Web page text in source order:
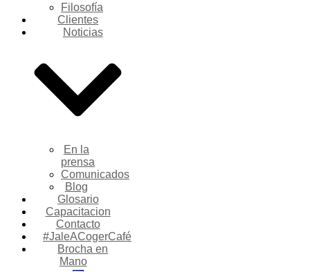
Filosofía
Clientes
Noticias
En la
prensa
Comunicados
Blog
Glosario
Capacitacion
Contacto
#JaleACogerCafé
Brocha en
Mano